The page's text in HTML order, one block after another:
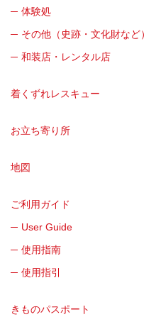
体験処
その他（史跡・文化財など）
和装店・レンタル店
着くずれレスキュー
お立ち寄り所
地図
ご利用ガイド
User Guide
使用指南
使用指引
きものパスポート